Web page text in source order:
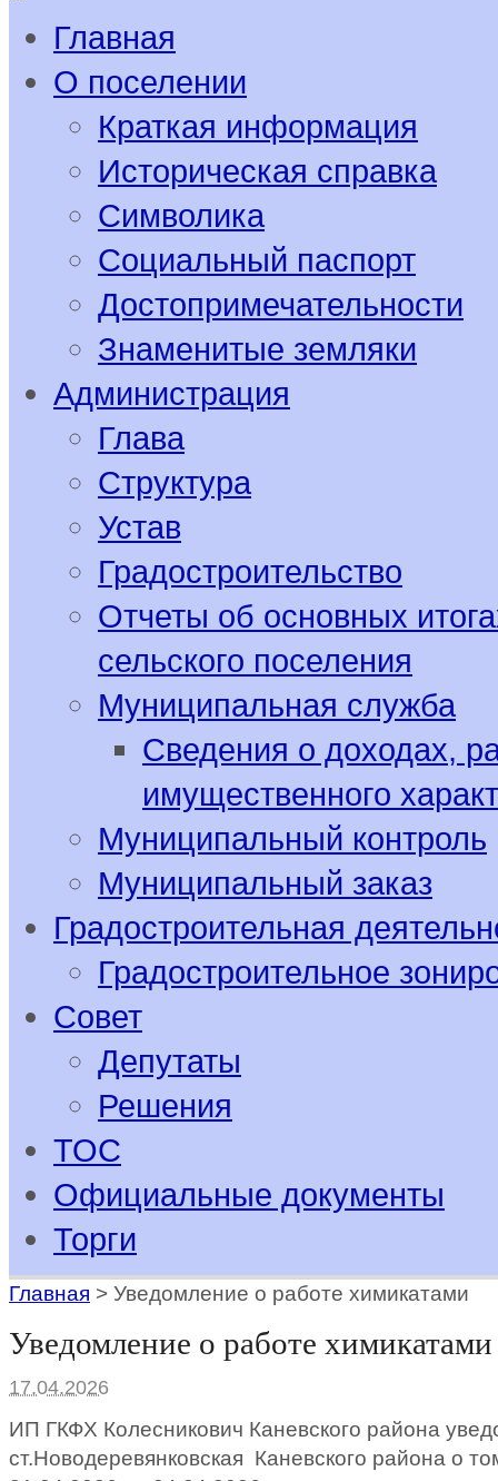
Главная
О поселении
Краткая информация
Историческая справка
Символика
Социальный паспорт
Достопримечательности
Знаменитые земляки
Администрация
Глава
Структура
Устав
Градостроительство
Отчеты об основных
сельского поселения
Муниципальная служба
Сведения о доходах,
имущественного
Муниципальный контроль
Муниципальный заказ
Градостроительная
Градостроительное
Совет
Депутаты
Решения
ТОС
Официальные документы
Торги
Главная > Уведомление о работе химикатами
Уведомление о работе химикатами
17.04.2026
ИП ГКФХ Колесникович Каневского района
ст.Новодеревянковская Каневского района о